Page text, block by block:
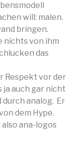
will: malen.
bringen.
nichts von ihm
das
Respekt vor der
ja auch gar nicht
durch analog. Er
dem Hype.
ana-logos